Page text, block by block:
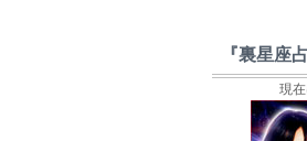
『裏星座
現